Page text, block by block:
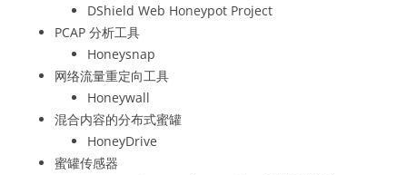
DShield Web Honeypot Project
PCAP 分析工具
Honeysnap
网络流量重定向工具
Honeywall
混合内容的分布式蜜罐
HoneyDrive
蜜罐传感器